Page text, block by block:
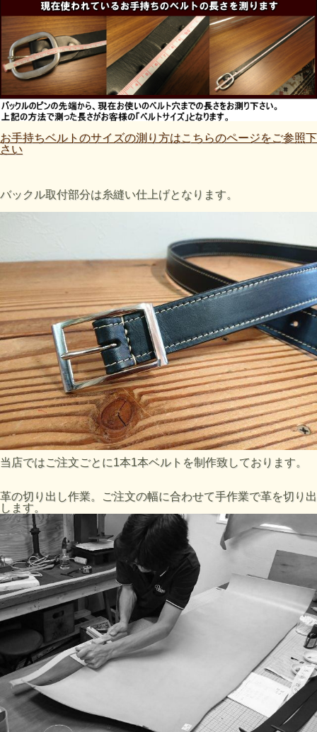
お手持ちベルトのサイズの測り方はこちらのページをご参照下
さい
バックル取付部分は糸縫い仕上げとなります。
当店ではご注文ごとに1本1本ベルトを制作致しております。
革の切り出し作業。ご注文の幅に合わせて手作業で革を切り出
します。